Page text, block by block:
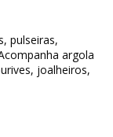
pulseiras,
argola
joalheiros,